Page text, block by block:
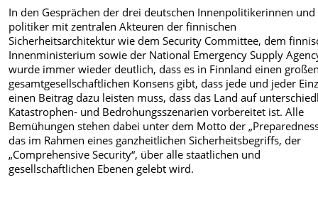
In den Gesprächen der drei deutschen Innenpolitikerinnen und
politiker mit zentralen Akteuren der finnischen
Sicherheitsarchitektur wie dem Security Committee, dem
Innenministerium sowie der National Emergency Supply
wurde immer wieder deutlich, dass es in Finnland einen
gesamtgesellschaftlichen Konsens gibt, dass jede und jeder
einen Beitrag dazu leisten muss, dass das Land auf
Katastrophen- und Bedrohungsszenarien vorbereitet ist. Alle
Bemühungen stehen dabei unter dem Motto der
das im Rahmen eines ganzheitlichen Sicherheitsbegriffs, der
„Comprehensive Security“, über alle staatlichen und
gesellschaftlichen Ebenen gelebt wird.